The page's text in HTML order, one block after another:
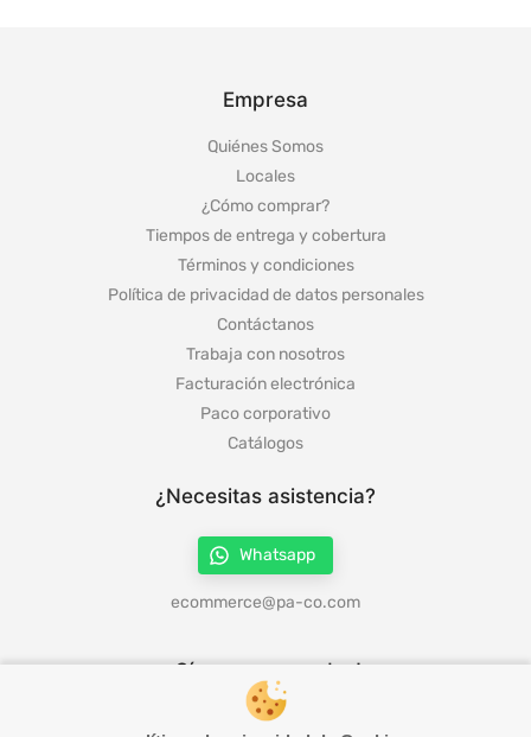
Empresa
Quiénes Somos
Locales
¿Cómo comprar?
Tiempos de entrega y cobertura
Términos y condiciones
Política de privacidad de datos personales
Contáctanos
Trabaja con nosotros
Facturación electrónica
Paco corporativo
Catálogos
¿Necesitas asistencia?
Whatsapp
ecommerce@pa-co.com
¡Síguenos en redes!